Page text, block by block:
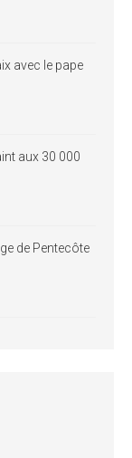
avec le pape
aux 30 000
de Pentecôte